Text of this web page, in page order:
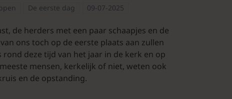
De eerste dag 09-07-2025
de herders met een paar schaapjes en de
ons toch op de eerste plaats aan zullen
deze tijd van het jaar in de kerk en op
mensen, kerkelijk of niet, weten ook
en de opstanding.